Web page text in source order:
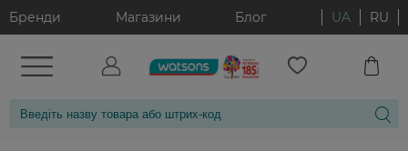
Бренди Магазини Блог UA RU